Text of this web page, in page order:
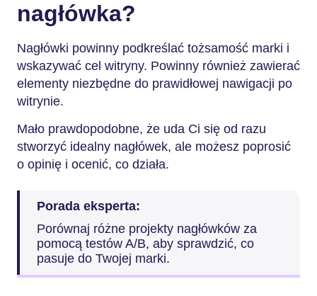
nagłówka?
Nagłówki powinny podkreślać tożsamość marki i
wskazywać cel witryny. Powinny również zawierać
elementy niezbędne do prawidłowej nawigacji po
witrynie.
Mało prawdopodobne, że uda Ci się od razu
stworzyć idealny nagłówek, ale możesz poprosić
o opinię i ocenić, co działa.
Porada eksperta:
Porównaj różne projekty nagłówków za
pomocą testów A/B, aby sprawdzić, co
pasuje do Twojej marki.